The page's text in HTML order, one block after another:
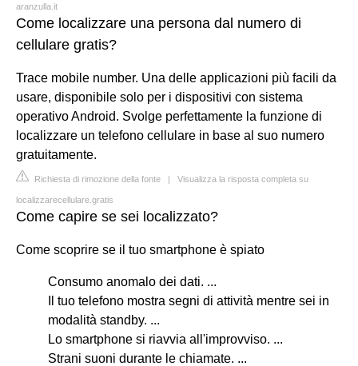
aranzulla.it
Come localizzare una persona dal numero di
cellulare gratis?
Trace mobile number. Una delle applicazioni più facili da
usare, disponibile solo per i dispositivi con sistema
operativo Android. Svolge perfettamente la funzione di
localizzare un telefono cellulare in base al suo numero
gratuitamente.
Richiesta di rimozione della fonte | Visualizza la risposta completa su
localizzarecellulare.gratis
Come capire se sei localizzato?
Come scoprire se il tuo smartphone è spiato
Consumo anomalo dei dati. ...
Il tuo telefono mostra segni di attività mentre sei in
modalità standby. ...
Lo smartphone si riavvia all'improvviso. ...
Strani suoni durante le chiamate. ...